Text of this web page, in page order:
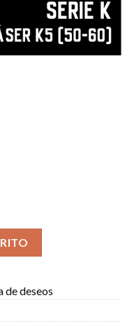
de deseos